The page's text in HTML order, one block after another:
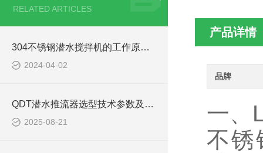
RELATED ARTICLES
304不锈钢潜水搅拌机的工作原理及作用特点、CAD安装结构图
2024-04-02
QDT潜水推流器选型技术参数及QTD潜水推进器安装方法
2025-08-21
产品详情
品牌
一、
不锈